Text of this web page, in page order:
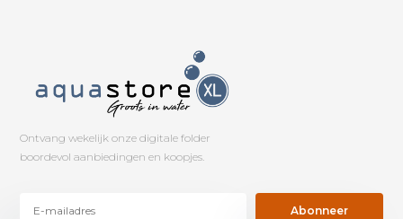
Ontvang wekelijk onze digitale folder
boordevol aanbiedingen en koopjes.
Abonneer